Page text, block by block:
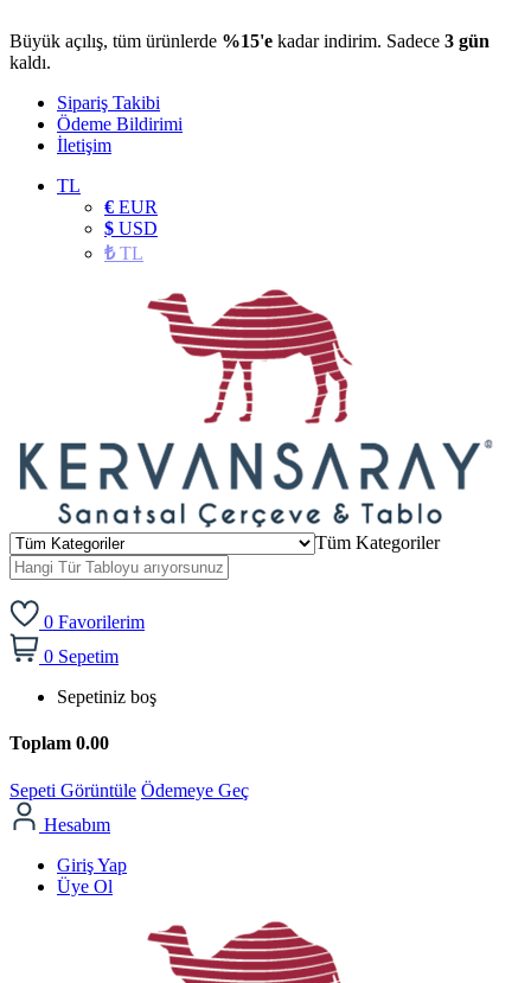
Büyük açılış, tüm ürünlerde %15'e kadar indirim. Sadece 3 gün
kaldı.
Sipariş Takibi
Ödeme Bildirimi
İletişim
TL
€ EUR
$ USD
₺TL
Tüm Kategoriler
0 Favorilerim
0 Sepetim
Sepetiniz boş
Toplam 0.00
Sepeti Görüntüle Ödemeye Geç
Hesabım
Giriş Yap
Üye Ol